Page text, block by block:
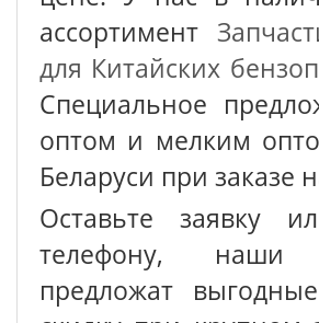
ассортимент
для Китайских
Специальное
оптом и мелким
Беларуси при заказе
Оставьте заявку
телефону, наши
предложат